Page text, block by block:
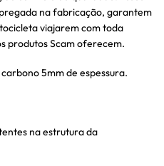
na fabricação, garantem
viajarem com toda
produtos Scam oferecem.
5mm de espessura.
na estrutura da